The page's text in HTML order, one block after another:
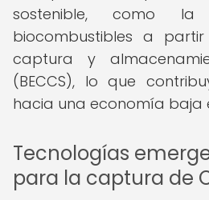
sostenible, como la
biocombustibles a
captura y
(BECCS), lo que
hacia una economía baja
Tecnologías
para la captura de